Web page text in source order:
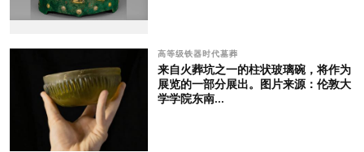
高等级铁器时代墓葬
来自火葬坑之一的柱状玻璃碗，将作为
展览的一部分展出。图片来源：伦敦大
学学院东南...